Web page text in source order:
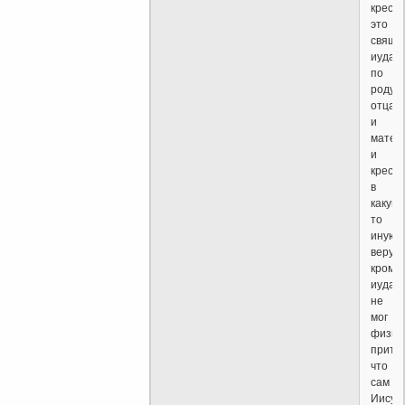
это
по
роду
отца
и
и
в
какую
то
иную
веру
кроме
не
мог
что
сам
Иисус